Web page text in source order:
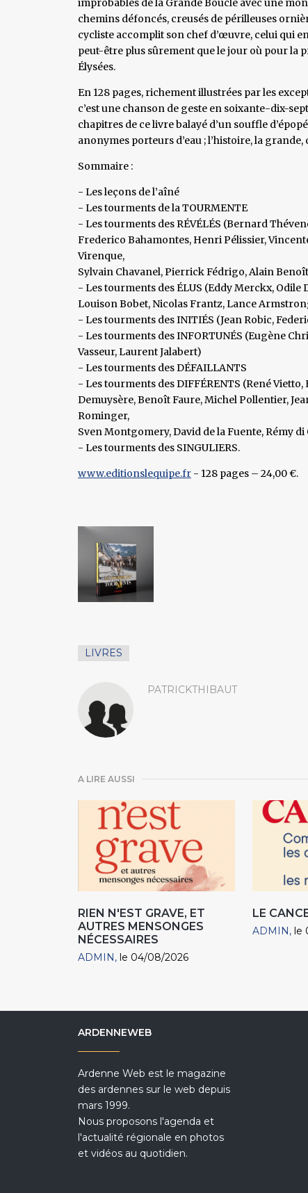
improbables de la Grande Boucle avec une
chemins défoncés, creusés de périlleuses
cycliste accomplit son chef d’œuvre, celui qui
peut-être plus sûrement que le jour où pour la
Élysées.
En 128 pages, richement illustrées par les
c’est une chanson de geste en soixante-dix-
chapitres de ce livre balayé d’un souffle
anonymes porteurs d’eau ; l’histoire, la
Sommaire :
- Les leçons de l’aîné
- Les tourments de la TOURMENTE
- Les tourments des RÉVÉLÉS (Bernard
Frederico Bahamontes, Henri Pélissier,
Virenque,
Sylvain Chavanel, Pierrick Fédrigo, Alain
- Les tourments des ÉLUS (Eddy Merckx, Odile
Louison Bobet, Nicolas Frantz, Lance
- Les tourments des INITIÉS (Jean Robic,
- Les tourments des INFORTUNÉS (Eugène
Vasseur, Laurent Jalabert)
- Les tourments des DÉFAILLANTS
- Les tourments des DIFFÉRENTS (René
Demuysère, Benoît Faure, Michel Pollentier,
Rominger,
Sven Montgomery, David de la Fuente, Rémy
- Les tourments des SINGULIERS.
www.editionslequipe.fr - 128 pages – 24,00 €.
LIVRES
PATRICKTHIBAUT
A LIRE AUSSI
RIEN N'EST GRAVE, ET
AUTRES MENSONGES
NÉCESSAIRES
ADMIN le 04/08/2026
LE
ADMIN le
ARDENNEWEB
Ardenne Web est le magazine
des ardennes sur le web depuis
mars 1999.
Nous proposons l'agenda et
l'actualité régionale en photos
et vidéos au quotidien.